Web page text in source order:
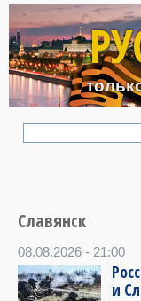
Славянск
08.08.2026 - 21:00
и